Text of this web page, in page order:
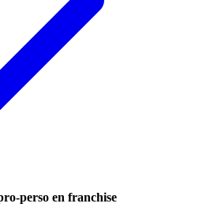
perso en franchise